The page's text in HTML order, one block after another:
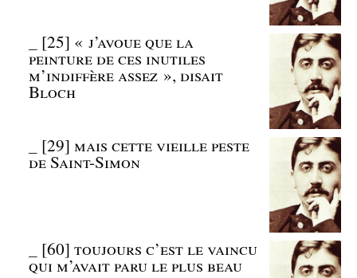
[25] « j’avoue que la
peinture de ces inutiles
m’indiffère assez », disait
Bloch
[29] mais cette vieille peste
de Saint-Simon
[60] toujours c’est le vaincu
qui m’avait paru le plus beau